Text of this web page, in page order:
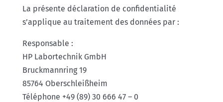
La présente déclaration de confidentialité
s’applique au traitement des données par :
Responsable :
HP Labortechnik GmbH
Bruckmannring 19
85764 Oberschleißheim
Téléphone +49 (89) 30 666 47 – 0